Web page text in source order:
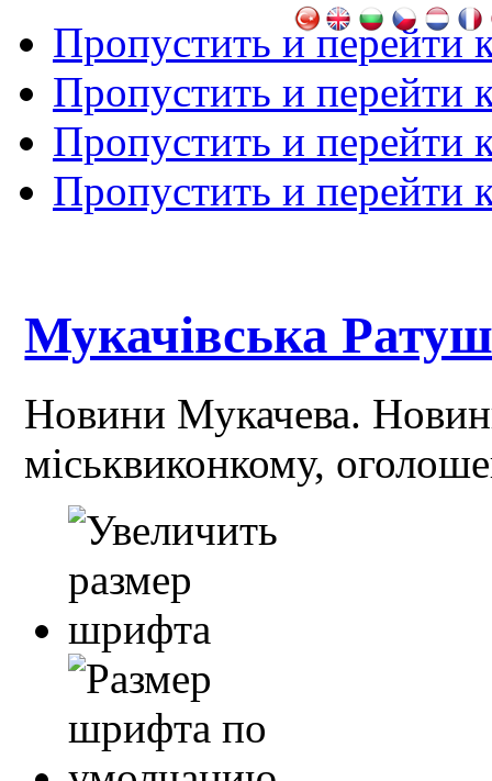
Пропустить и перейти
Пропустить и перейти
Пропустить и перейти
Пропустить и перейти
Мукачівська
Новини Мукачева.
міськвиконкому,